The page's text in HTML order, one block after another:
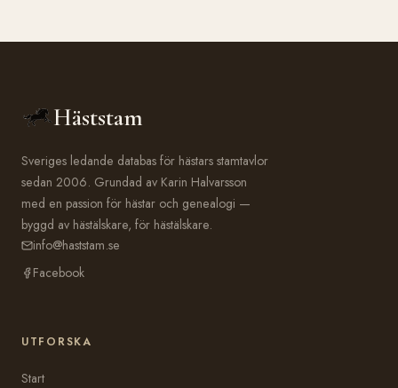
Häststam
Sveriges ledande databas för hästars stamtavlor
sedan 2006. Grundad av Karin Halvarsson
med en passion för hästar och genealogi —
byggd av hästälskare, för hästälskare.
info@haststam.se
Facebook
UTFORSKA
Start